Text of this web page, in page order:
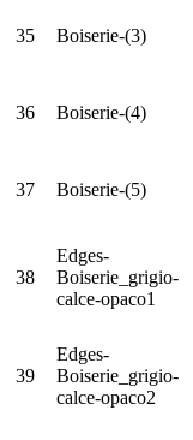
35 Boiserie-(3)
36 Boiserie-(4)
37 Boiserie-(5)
38
Edges-
Boiserie_grigio-
calce-opaco1
39
Edges-
Boiserie_grigio-
calce-opaco2